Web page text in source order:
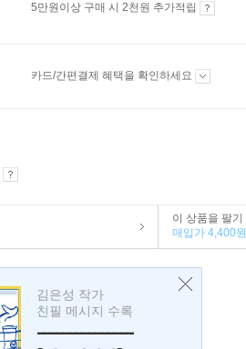
5만원이상 구매 시 2천원 추가적립
카드/간편결제 혜택을 확인하세요
이 상품을 팔기
매입가 4,400원
김은성 작가
친필 메시지 수록
---------------